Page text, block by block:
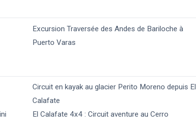
Excursion Traversée des Andes de Bariloche à
Puerto Varas
Circuit en kayak au glacier Perito Moreno depuis El
Calafate
El Calafate 4x4 : Circuit aventure au Cerro